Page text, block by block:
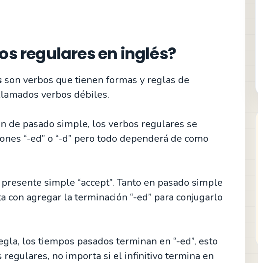
regulares en inglés?
son verbos que tienen formas y reglas de
verbos débiles.
de pasado simple, los verbos regulares se
“-ed” o “-d” pero todo dependerá de como
simple “accept”. Tanto en pasado simple
con agregar la terminación “-ed” para conjugarlo
los tiempos pasados terminan en “-ed”, esto
regulares, no importa si el infinitivo termina en